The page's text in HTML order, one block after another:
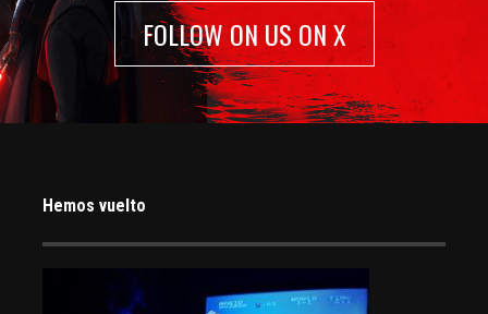
FOLLOW ON US ON X
Hemos vuelto